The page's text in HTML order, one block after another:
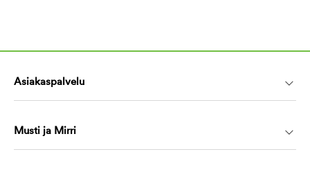
Asiakaspalvelu
Musti ja Mirri